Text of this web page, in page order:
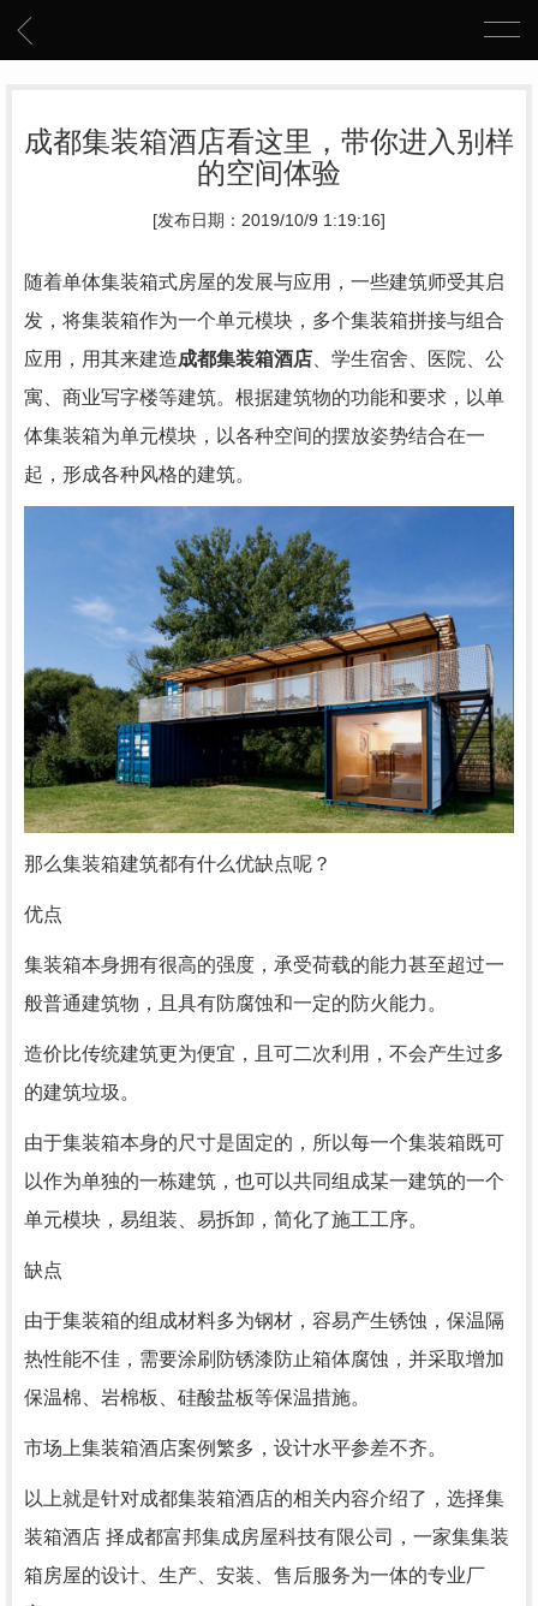
成都集装箱酒店看这里，带你进入别样
的空间体验
[发布日期：2019/10/9 1:19:16]
随着单体集装箱式房屋的发展与应用，一些建筑师受其启
发，将集装箱作为一个单元模块，多个集装箱拼接与组合
应用，用其来建造成都集装箱酒店 、学生宿舍、医院、公
寓、商业写字楼等建筑。根据建筑物的功能和要求，以单
体集装箱为单元模块，以各种空间的摆放姿势结合在一
起，形成各种风格的建筑。
那么集装箱建筑都有什么优缺点呢？
优点
集装箱本身拥有很高的强度，承受荷载的能力甚至超过一
般普通建筑物，且具有防腐蚀和一定的防火能力。
造价比传统建筑更为便宜，且可二次利用，不会产生过多
的建筑垃圾。
由于集装箱本身的尺寸是固定的，所以每一个集装箱既可
以作为单独的一栋建筑，也可以共同组成某一建筑的一个
单元模块，易组装、易拆卸，简化了施工工序。
缺点
由于集装箱的组成材料多为钢材，容易产生锈蚀，保温隔
热性能不佳，需要涂刷防锈漆防止箱体腐蚀，并采取增加
保温棉、岩棉板、硅酸盐板等保温措施。
市场上集装箱酒店案例繁多，设计水平参差不齐。
以上就是针对成都集装箱酒店的相关内容介绍了，选择集
装箱酒店 择成都富邦集成房屋科技有限公司，一家集集装
箱房屋的设计、生产、安装、售后服务为一体的专业厂